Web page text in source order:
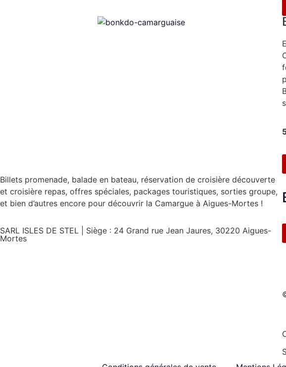
Billets promenade, balade en bateau, réservation de croisière découverte
et croisière repas, offres spéciales, packages touristiques, sorties groupe,
et bien d’autres encore pour découvrir la Camargue à Aigues-Mortes !
SARL ISLES DE STEL | Siège : 24 Grand rue Jean Jaures, 30220 Aigues-
Mortes